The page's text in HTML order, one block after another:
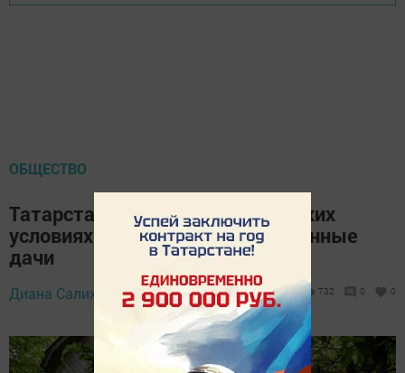
ОБЩЕСТВО
Татарстанцам ответили, при каких
условиях могут изъять заброшенные
дачи
Диана Салихзанова, 11 февраля 2025 -
13:01
732 0 0